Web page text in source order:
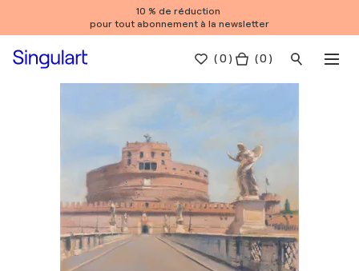
10 % de réduction
pour tout abonnement à la newsletter
(0 ) ( 0 )